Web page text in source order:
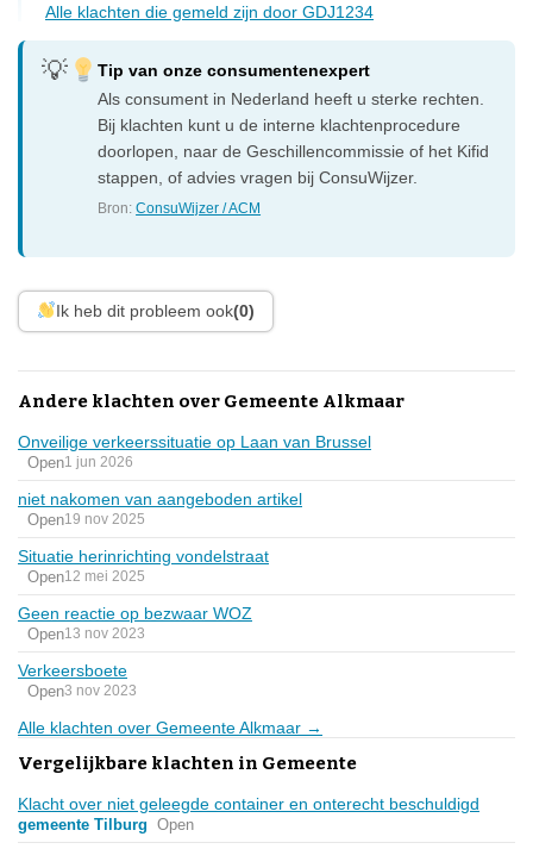
Alle klachten die gemeld zijn door GDJ1234
Tip van onze consumentenexpert
Als consument in Nederland heeft u sterke rechten.
Bij klachten kunt u de interne klachtenprocedure
doorlopen, naar de Geschillencommissie of het Kifid
stappen, of advies vragen bij ConsuWijzer.
Bron:ConsuWijzer / ACM
Ik heb dit probleem ook(0)
Andere klachten over Gemeente Alkmaar
Onveilige verkeerssituatie op Laan van Brussel
Open1 jun 2026
niet nakomen van aangeboden artikel
Open19 nov 2025
Situatie herinrichting vondelstraat
Open12 mei 2025
Geen reactie op bezwaar WOZ
Open13 nov 2023
Verkeersboete
Open3 nov 2023
Alle klachten over Gemeente Alkmaar →
Vergelijkbare klachten in Gemeente
Klacht over niet geleegde container en onterecht beschuldigd
gemeente Tilburg Open